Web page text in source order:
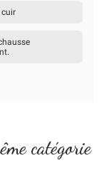
cuir
catégorie